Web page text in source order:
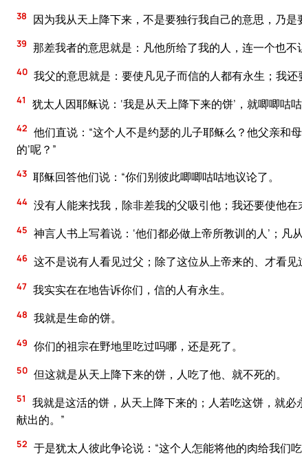
38 因为我从天上降下来，不是要独行我自己的意思，乃是
39 那差我者的意思就是：凡他所给了我的人，连一个也不
40 我父的意思就是：要使凡见子而信的人都有永生；我还
41 犹太人因耶稣说：‘我是从天上降下来的饼’，就唧唧咕咕
42 他们直说：“这个人不是约瑟的儿子耶稣么？他父亲和
的’呢？”
43 耶稣回答他们说：“你们别彼此唧唧咕咕地议论了。
44 没有人能来找我，除非差我的父吸引他；我还要使他在
45 神言人书上写着说：‘他们都必做上帝所教训的人’；凡
46 这不是说有人看见过父；除了这位从上帝来的、才看见
47 我实实在在地告诉你们，信的人有永生。
48 我就是生命的饼。
49 你们的祖宗在野地里吃过吗哪，还是死了。
50 但这就是从天上降下来的饼，人吃了他、就不死的。
51
我就是这活的饼，从天上降下来的；人若吃这饼，就
献出的。”
52 于是犹太人彼此争论说：“这个人怎能将他的肉给我们